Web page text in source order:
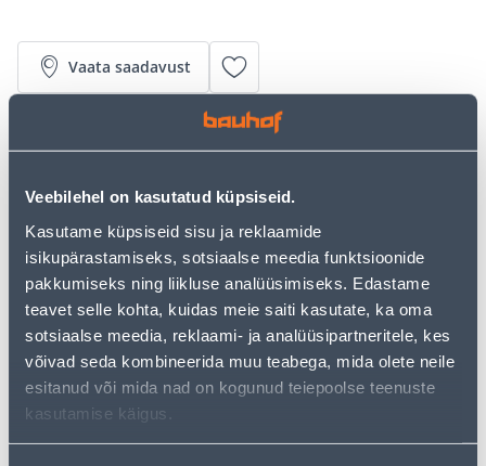
Veebilehel on kasutatud küpsiseid.
Kasutame küpsiseid sisu ja reklaamide
isikupärastamiseks, sotsiaalse meedia funktsioonide
pakkumiseks ning liikluse analüüsimiseks. Edastame
teavet selle kohta, kuidas meie saiti kasutate, ka oma
sotsiaalse meedia, reklaami- ja analüüsipartneritele, kes
võivad seda kombineerida muu teabega, mida olete neile
esitanud või mida nad on kogunud teiepoolse teenuste
kasutamise käigus.
Vaata saadavust
• 14-päevane tagastusõigus.
Järelmaksu kalkulaator
Sissemakse Maksed
Kuumakse 167.78 €